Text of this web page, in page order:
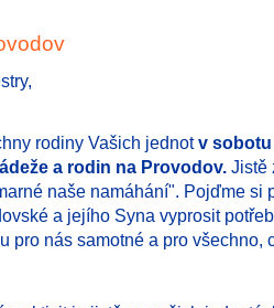
rodiny Vašich jednotv sobotu
a rodin na Provodov. Jistě
naše namáhání". Pojďme si
a jejího Syna vyprosit
pro nás samotné a pro všechno,